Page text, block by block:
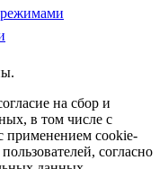
на сбор и
в том числе с
применением cookie-
согласно